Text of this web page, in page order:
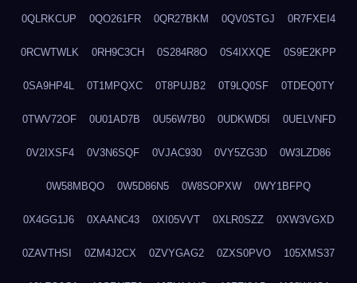
0QLRKCUP 0QO261FR 0QR27BKM 0QV0STGJ 0R7FXEI4
0RCWTWLK 0RH9C3CH 0S284R8O 0S4IXXQE 0S9E2KPP
0SA9HP4L 0T1MPQXC 0T8PUJB2 0T9LQ0SF 0TDEQ0TY
0TWV72OF 0U01AD7B 0U56W7B0 0UDKWD5I 0UELVNFD
0V2IXSF4 0V3N6SQF 0VJAC930 0VY5ZG3D 0W3LZD86
0W58MBQO 0W5D86N5 0W8SOPXW 0WY1BFPQ
0X4GG1J6 0XAANC43 0XI05VVT 0XLR0SZZ 0XW3VGXD
0ZAVTHSI 0ZM4J2CX 0ZVYGAG2 0ZXS0PVO 105XMS37